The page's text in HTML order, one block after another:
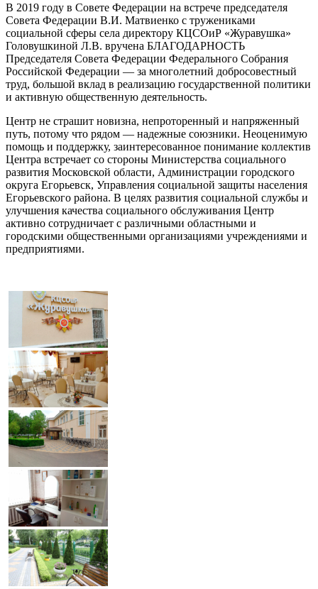
В 2019 году в Совете Федерации на встрече председателя
Совета Федерации В.И. Матвиенко с тружениками
социальной сферы села директору КЦСОиР «Журавушка»
Головушкиной Л.В. вручена БЛАГОДАРНОСТЬ
Председателя Совета Федерации Федерального Собрания
Российской Федерации — за многолетний добросовестный
труд, большой вклад в реализацию государственной политики
и активную общественную деятельность.
Центр не страшит новизна, непроторенный и напряженный
путь, потому что рядом — надежные союзники. Неоценимую
помощь и поддержку, заинтересованное понимание коллектив
Центра встречает со стороны Министерства социального
развития Московской области, Администрации городского
округа Егорьевск, Управления социальной защиты населения
Егорьевского района. В целях развития социальной службы и
улучшения качества социального обслуживания Центр
активно сотрудничает с различными областными и
городскими общественными организациями учреждениями и
предприятиями.